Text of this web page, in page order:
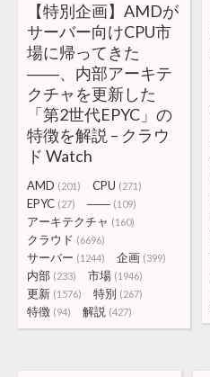
【特別企画】AMDが
サーバー向けCPU市
場に帰ってきた
――、内部アーキテ
クチャを更新した
「第2世代EPYC」の
特徴を解説 – クラウ
ド Watch
AMD (201) CPU (271)
EPYC (27) ―― (109)
アーキテクチャ (160)
クラウド (6696)
サーバー (1244) 企画 (399)
内部 (233) 市場 (1946)
更新 (1576) 特別 (267)
特徴 (94) 解説 (427)